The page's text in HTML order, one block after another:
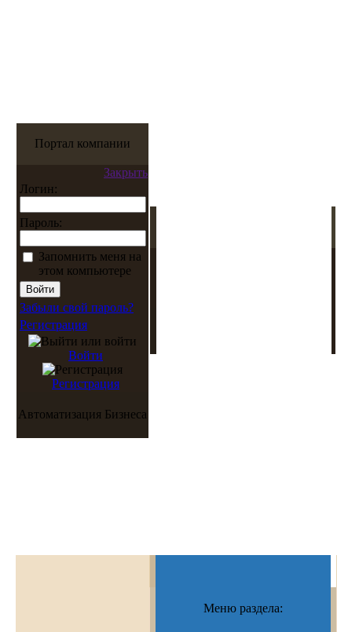
Портал компании
Закрыть
Логин:
Пароль:
Запомнить меня на
этом компьютере
Забыли свой пароль?
Регистрация
Войти
Регистрация
Автоматизация Бизнеса
Меню раздела: